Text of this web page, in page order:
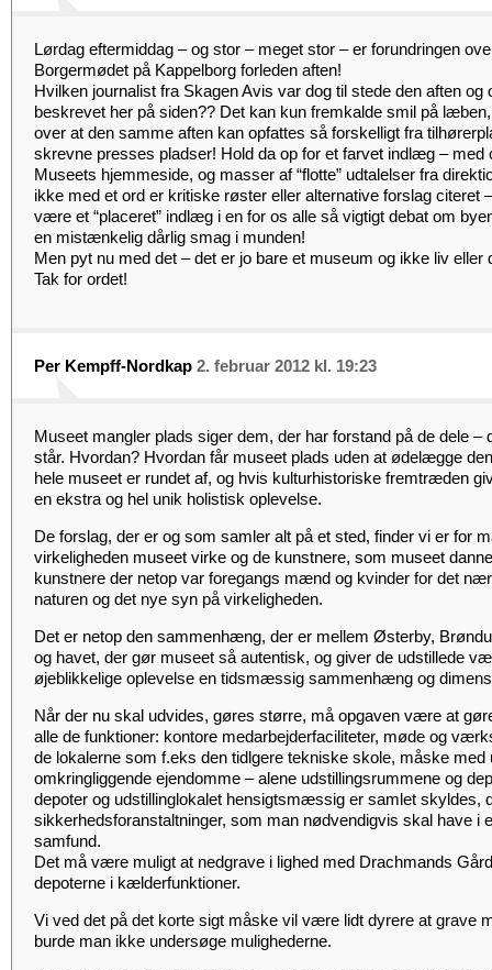
Lørdag eftermiddag – og stor – meget stor – er forundringen
Borgermødet på Kappelborg forleden aften!
Hvilken journalist fra Skagen Avis var dog til stede den aften og
beskrevet her på siden?? Det kan kun fremkalde smil på
over at den samme aften kan opfattes så forskelligt fra
skrevne presses pladser! Hold da op for et farvet indlæg – med
Museets hjemmeside, og masser af “flotte” udtalelser fra
ikke med et ord er kritiske røster eller alternative forslag citeret
være et “placeret” indlæg i en for os alle så vigtigt debat om
en mistænkelig dårlig smag i munden!
Men pyt nu med det – det er jo bare et museum og ikke liv eller
Tak for ordet!
Per Kempff-Nordkap 2. februar 2012 kl. 19:23
Museet mangler plads siger dem, der har forstand på de dele –
står. Hvordan? Hvordan får museet plads uden at ødelægge
hele museet er rundet af, og hvis kulturhistoriske fremtræden
en ekstra og hel unik holistisk oplevelse.
De forslag, der er og som samler alt på et sted, finder vi er for
virkeligheden museet virke og de kunstnere, som museet
kunstnere der netop var foregangs mænd og kvinder for det
naturen og det nye syn på virkeligheden.
Det er netop den sammenhæng, der er mellem Østerby,
og havet, der gør museet så autentisk, og giver de udstillede
øjeblikkelige oplevelse en tidsmæssig sammenhæng og
Når der nu skal udvides, gøres større, må opgaven være at
alle de funktioner: kontore medarbejderfaciliteter, møde og
de lokalerne som f.eks den tidlgere tekniske skole, måske med
omkringliggende ejendomme – alene udstillingsrummene og
depoter og udstillinglokalet hensigtsmæssig er samlet skyldes,
sikkerhedsforanstaltninger, som man nødvendigvis skal have i
samfund.
Det må være muligt at nedgrave i lighed med Drachmands
depoterne i kælderfunktioner.
Vi ved det på det korte sigt måske vil være lidt dyrere at grave
burde man ikke undersøge mulighederne.